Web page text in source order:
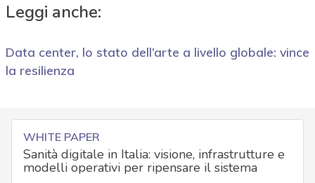
Leggi anche:
Data center, lo stato dell’arte a livello globale: vince
la resilienza
WHITE PAPER
Sanità digitale in Italia: visione, infrastrutture e
modelli operativi per ripensare il sistema